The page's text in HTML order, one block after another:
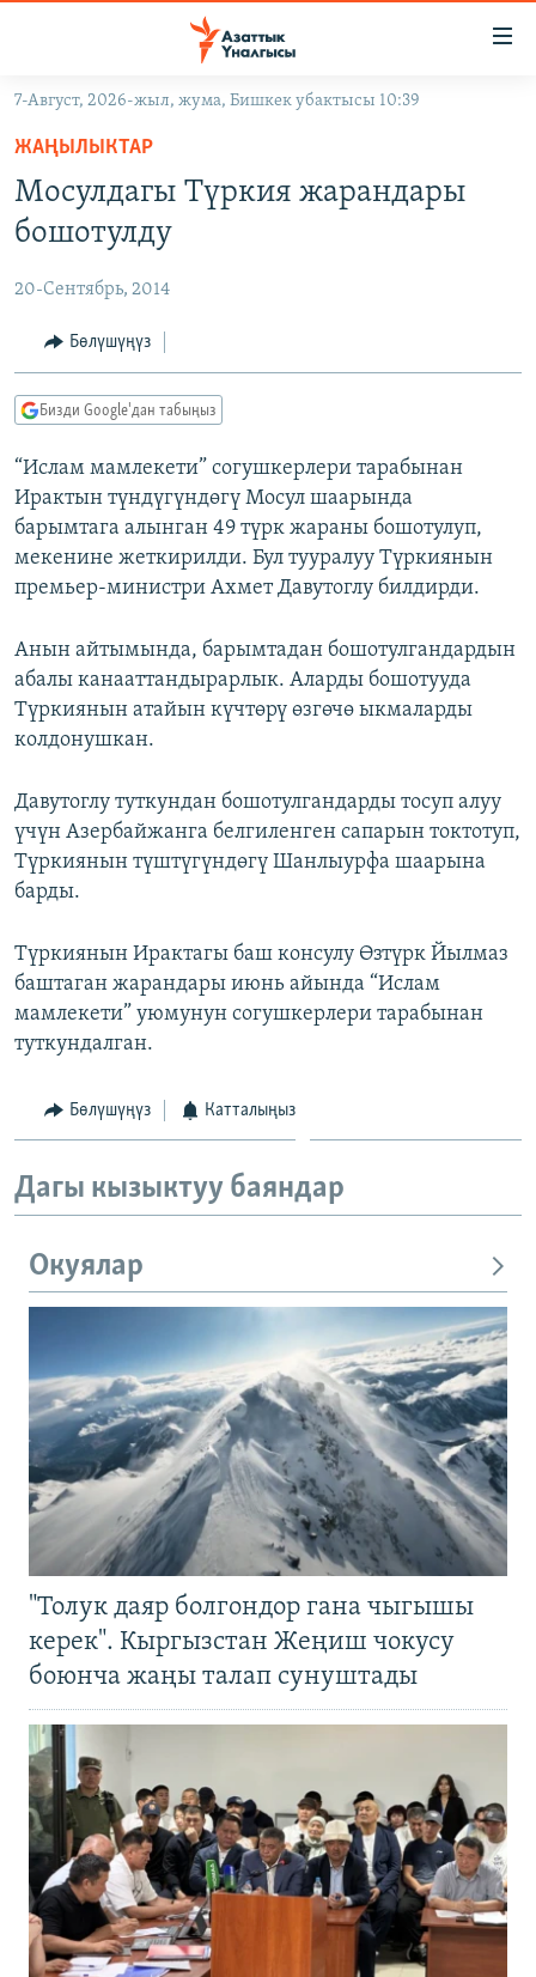
Навигацияга
өтүңүз
Издөөгө
салыңызКЫРГЫЗСТАН
ЭКОНОМИКА
МАДАНИЯТ
ДҮЙНӨ
БОРБОР АЗИЯ
УКРАИНА
АТАЙЫН ИЛИКТӨӨ
ТВ ПРОГРАММАЛАР
ЭКСПЕРТТЕР ТАЛДАЙТ
БИЗ ЖАНА ДҮЙНӨ
ЭЖЕ-СИҢДИЛЕР
АЗАТТЫК+
ЫҢГАЙСЫЗ СУРООЛОР
ӨЗГӨЧӨ ПИКИР
Русский
ОНЛАЙН ШЕРИНЕ
ЭЕ/АРнун бардык сайттары
7-Август, 2026-жыл, жума, Бишкек убактысы 10:39
ЖАҢЫЛЫКТАР
Мосулдагы Түркия жарандары
бошотулду
20-Сентябрь, 2014
Бөлүшүңүз
Бизди Google'дан табыңыз
“Ислам мамлекети” согушкерлери тарабынан
Ирактын түндүгүндөгү Мосул шаарында
барымтага алынган 49 түрк жараны бошотулуп,
мекенине жеткирилди. Бул тууралуу Түркиянын
премьер-министри Ахмет Давутоглу билдирди.
Анын айтымында, барымтадан бошотулгандардын
абалы канааттандырарлык. Аларды бошотууда
Түркиянын атайын күчтөрү өзгөчө ыкмаларды
колдонушкан.
Давутоглу туткундан бошотулгандарды тосуп алуу
үчүн Азербайжанга белгиленген сапарын токтотуп,
Түркиянын түштүгүндөгү Шанлыурфа шаарына
барды.
Түркиянын Ирактагы баш консулу Өзтүрк Йылмаз
баштаган жарандары июнь айында “Ислам
мамлекети” уюмунун согушкерлери тарабынан
туткундалган.
Бөлүшүңүз Катталыңыз
Дагы кызыктуу баяндар
Окуялар
"Толук даяр болгондор гана чыгышы
керек". Кыргызстан Жеңиш чокусу
боюнча жаңы талап сунуштады